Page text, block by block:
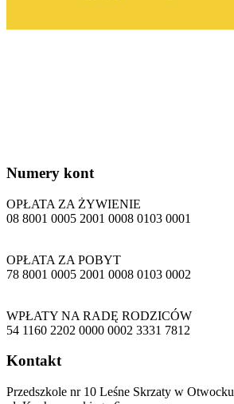
Numery kont
OPŁATA ZA ŻYWIENIE
08 8001 0005 2001 0008 0103 0001
OPŁATA ZA POBYT
78 8001 0005 2001 0008 0103 0002
WPŁATY NA RADĘ RODZICÓW
54 1160 2202 0000 0002 3331 7812
Kontakt
Przedszkole nr 10 Leśne Skrzaty w Otwocku